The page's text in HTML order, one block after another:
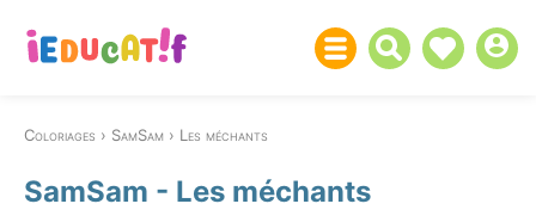
Coloriages SamSam Les méchants
SamSam - Les méchants